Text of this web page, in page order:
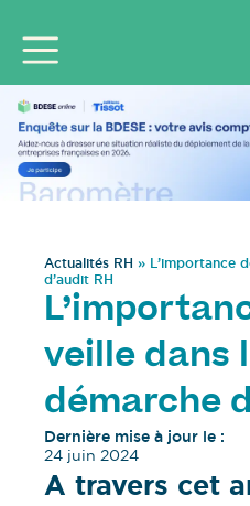
Actualités RH » L’importance
d’audit RH
veille dans
démarche
Dernière mise à jour le :
24 juin 2024
A travers cet